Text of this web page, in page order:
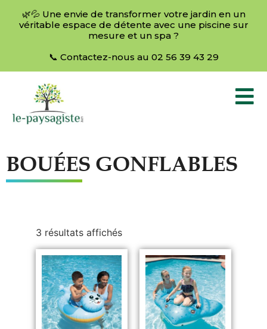
🌿💦 Une envie de transformer votre jardin en un
véritable espace de détente avec une piscine sur
mesure et un spa ?
📞 Contactez-nous au 02 56 39 43 29
BOUÉES GONFLABLES
3 résultats affichés